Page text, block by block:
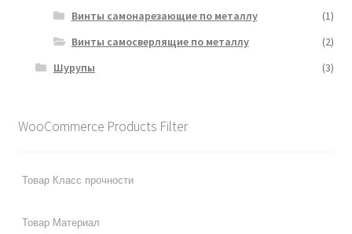
Винты самонарезающие по металлу
(1)
Винты самосверлящие по металлу
(2)
Шурупы
(3)
WooCommerce Products Filter